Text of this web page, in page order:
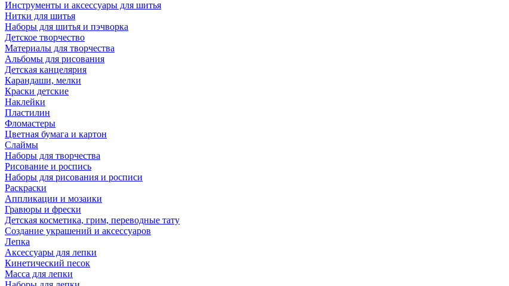
Инструменты и аксессуары для шитья
Нитки для шитья
Наборы для шитья и пэчворка
Детское творчество
Материалы для творчества
Альбомы для рисования
Детская канцелярия
Карандаши, мелки
Краски детские
Наклейки
Пластилин
Фломастеры
Цветная бумага и картон
Слаймы
Наборы для творчества
Рисование и роспись
Наборы для рисования и росписи
Раскраски
Аппликации и мозаики
Гравюры и фрески
Детская косметика, грим, переводные тату
Создание украшений и аксессуаров
Лепка
Аксессуары для лепки
Кинетический песок
Масса для лепки